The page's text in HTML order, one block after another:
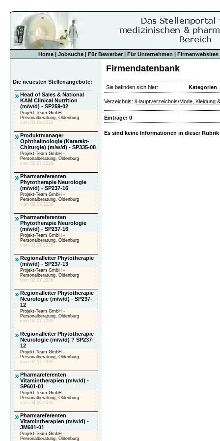
Home| Jobsuche| Für Bewerber| Für Unternehmen | Firmenwebsites
Die neuesten Stellenangebote:
»Head of Sales & National
KAM Clinical Nutrition
(m/w/d) - SP259-02
Projekt-Team GmbH -
Personalberatung, Oldenburg
vom 03.08.2026
»Produktmanager
Ophthalmologie (Katarakt-
Chirurgie) (m/w/d) - SP335-08
Projekt-Team GmbH -
Personalberatung, Oldenburg
vom 03.07.2026
»Pharmareferenten
Phytotherapie Neurologie
(m/w/d) - SP237-16
Projekt-Team GmbH -
Personalberatung, Oldenburg
vom 02.07.2026
»Pharmareferenten
Phytotherapie Neurologie
(m/w/d) - SP237-16
Projekt-Team GmbH -
Personalberatung, Oldenburg
vom 02.07.2026
»Regionalleiter Phytotherapie
(m/w/d) - SP237-13
Projekt-Team GmbH -
Personalberatung, Oldenburg
vom 02.07.2026
»Regionalleiter Phytotherapie
Neurologie (m/w/d) - SP237-
12
Projekt-Team GmbH -
Personalberatung, Oldenburg
vom 02.07.2026
»Regionalleiter Phytotherapie
Neurologie (m/w/d) ? SP237-
12
Projekt-Team GmbH -
Personalberatung, Oldenburg
vom 02.07.2026
»Pharmareferenten
Vitamintherapien (m/w/d) -
SP601-01
Projekt-Team GmbH -
Personalberatung, Oldenburg
vom 04.06.2026
»Pharmareferenten
Vitamintherapien (m/w/d) -
JM601-01
Projekt-Team GmbH -
Personalberatung, Oldenburg
Firmendatenbank
Sie befinden sich hier: Kategorien
Verzeichnis: /Hauptverzeichnis/Mode, Kleidung
Einträge: 0
Es sind keine Informationen in dieser